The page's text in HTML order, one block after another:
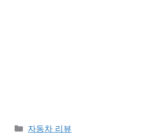
Categories
자동차 리뷰